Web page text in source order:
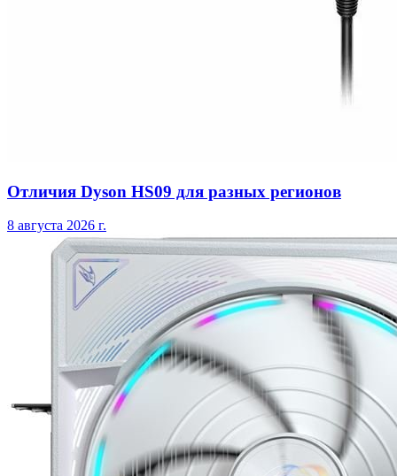
Отличия Dyson HS09 для разных регионов
8 августа 2026 г.